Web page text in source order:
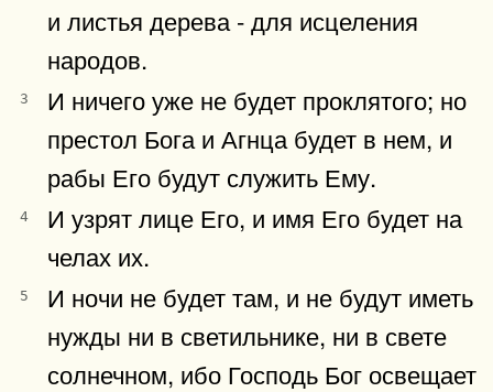
и листья дерева - для исцеления
народов.
3
И ничего уже не будет проклятого; но
престол Бога и Агнца будет в нем, и
рабы Его будут служить Ему.
4
И узрят лице Его, и имя Его будет на
челах их.
5
И ночи не будет там, и не будут иметь
нужды ни в светильнике, ни в свете
солнечном, ибо Господь Бог освещает